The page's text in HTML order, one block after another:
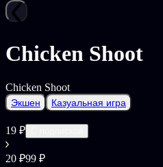
Chicken Shoot
Chicken Shoot
Экшен Казуальная игра
19 ₽
20 ₽99 ₽